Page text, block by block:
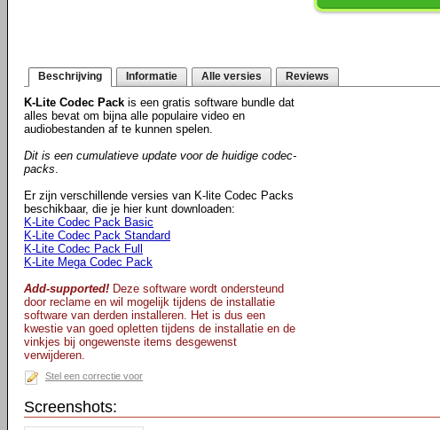
Beschrijving Informatie Alle versies Reviews
K-Lite Codec Pack is een gratis software bundle dat
alles bevat om bijna alle populaire video en
audiobestanden af te kunnen spelen.
Dit is een cumulatieve update voor de huidige codec-
packs.
Er zijn verschillende versies van K-lite Codec Packs
beschikbaar, die je hier kunt downloaden:
K-Lite Codec Pack Basic
K-Lite Codec Pack Standard
K-Lite Codec Pack Full
K-Lite Mega Codec Pack
Add-supported! Deze software wordt ondersteund
door reclame en wil mogelijk tijdens de installatie
software van derden installeren. Het is dus een
kwestie van goed opletten tijdens de installatie en de
vinkjes bij ongewenste items desgewenst
verwijderen.
Stel een correctie voor
Screenshots: